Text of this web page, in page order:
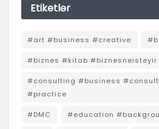
Etiketlər
#art #business #creative
#biznes #kitab
#consulting #business
#practice
#DMC #education